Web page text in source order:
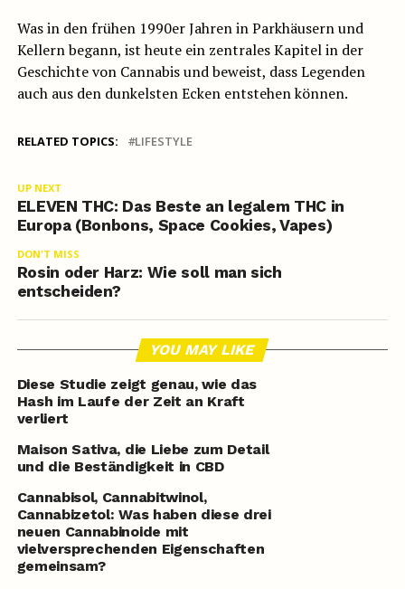
Was in den frühen 1990er Jahren in Parkhäusern und
Kellern begann, ist heute ein zentrales Kapitel in der
Geschichte von Cannabis und beweist, dass Legenden
auch aus den dunkelsten Ecken entstehen können.
RELATED TOPICS: LIFESTYLE
UP NEXT
ELEVEN THC: Das Beste an legalem THC in
Europa (Bonbons, Space Cookies, Vapes)
DON'T MISS
Rosin oder Harz: Wie soll man sich
entscheiden?
YOU MAY LIKE
Diese Studie zeigt genau, wie das
Hash im Laufe der Zeit an Kraft
verliert
Maison Sativa, die Liebe zum Detail
und die Beständigkeit in CBD
Cannabisol, Cannabitwinol,
Cannabizetol: Was haben diese drei
neuen Cannabinoide mit
vielversprechenden Eigenschaften
gemeinsam?